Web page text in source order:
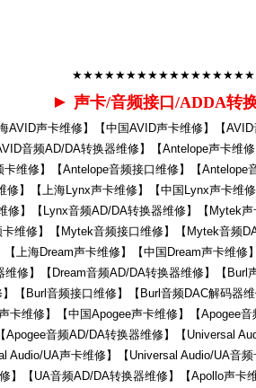
► 声卡/音频接口/ADDA转
AVID声卡维修】【中国AVID声卡维修】【
音频AD/DA转换器维修】【Antelope声卡维
维修】【Antelope音频接口维修】【Antelope
修】【上海Lynx声卡维修】【中国Lynx声卡维
修】【Lynx音频AD/DA转换器维修】【Mytek
维修】【Mytek音频接口维修】【Mytek音频
上海Dream声卡维修】【中国Dream声卡维
维修】【Dream音频AD/DA转换器维修】【
【Burl音频接口维修】【Burl音频DAC解码器
卡维修】【中国Apogee声卡维修】【Apogee
Apogee音频AD/DA转换器维修】【Universal
Audio/UA声卡维修】【Universal Audio/UA音
修】【UA音频AD/DA转换器维修】【Apollo声